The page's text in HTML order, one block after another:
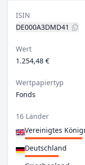
ISIN
DE000A3DMD41
Wert
1.254,48 €
Wertpapiertyp
Fonds
16 Länder
Vereinigtes
Deutschland